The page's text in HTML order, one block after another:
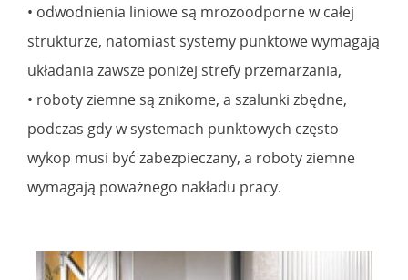
• odwodnienia liniowe są mrozoodporne w całej
strukturze, natomiast systemy punktowe wymagają
układania zawsze poniżej strefy przemarzania,
• roboty ziemne są znikome, a szalunki zbędne,
podczas gdy w systemach punktowych często
wykop musi być zabezpieczany, a roboty ziemne
wymagają poważnego nakładu pracy.